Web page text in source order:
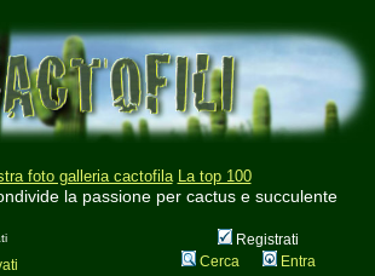
foto galleria cactofila La top 100
la passione per cactus e succulente
Registrati
Cerca Entra